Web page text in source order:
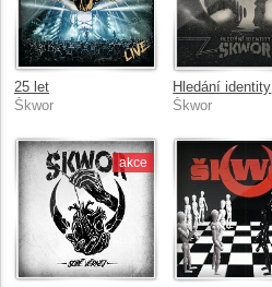
25 let
Škwor
Hledání identity
Škwor
akce